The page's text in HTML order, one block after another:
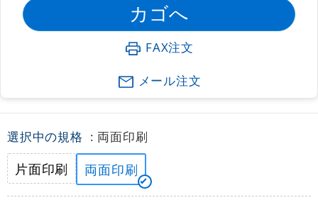
FAX注文
メール注文
選択中の規格 : 両面印刷
片面印刷 両面印刷